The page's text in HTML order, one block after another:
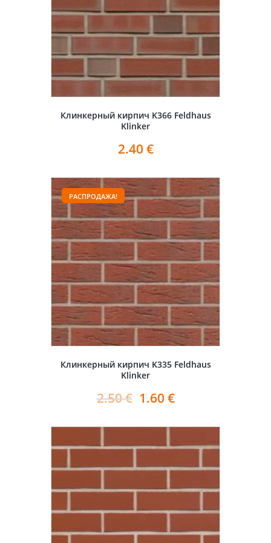
Клинкерный кирпич K366 Feldhaus
Klinker
2.40 €
РАСПРОДАЖА!
Клинкерный кирпич K335 Feldhaus
Klinker
2.50€ 1.60 €